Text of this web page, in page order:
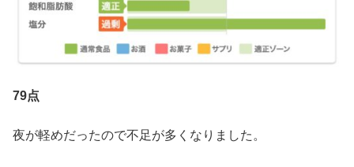
79点
夜が軽めだったので不足が多くなりました。